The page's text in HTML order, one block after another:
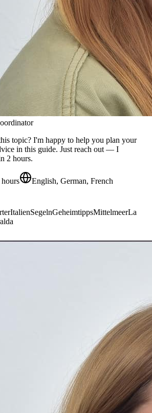
topic? I'm happy to help you plan your
in this guide. Just reach out — I
2 hours.
English, German, French
ItalienSegelnGeheimtippsMittelmeerLa